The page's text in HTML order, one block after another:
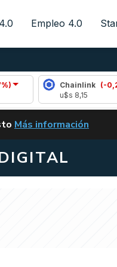
Empleo 4.0
Chainlink (-0,28%)
VUELVE EL CARRY
Más información